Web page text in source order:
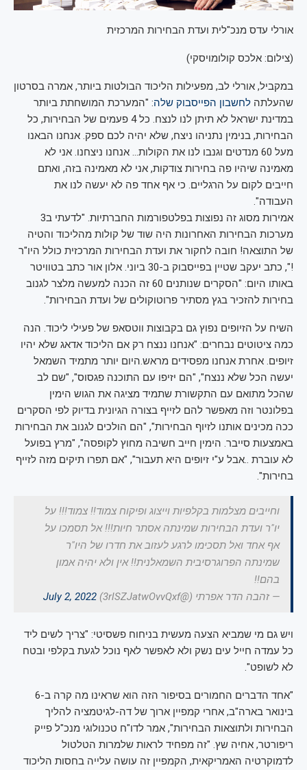
אורלי עדס מנכ"לית ועדת הבחירות המרכזית
(צילום: אלכס קולומויסקי)
במקביל, אורלי לב, מפעילות הליכוד הבולטות ביותר, אמרה בסרטון
שהעלתה לחשבון הפייסבוק שלה: "המערכת המושחתת ביותר
במדינת ישראל לא תיתן לנו לנצח. כל 4 פעמים של הבחירות, כל
הבחירות, בנימין נתניהו ניצח, שלא יהיה לכם ספק. אנחנו הבאנו
מעל 60 מנדטים וגנבו לנו את הקולות… אנחנו ניצחנו. אני לא
מאמינה שיהיו פה בחירות צודקות, אני לא מאמינה בזה, ואתם
חייבים לקום על הרגליים. כי אף אחד פה לא יעשה לנו את
העבודה".
אמירות מסוג זה נפוצות בפלטפורמות החברתיות. "לדעתי ב3
מערכות הבחירות האחרונות היה שוד של קולות מהליכוד והטיה
של התוצאה! חובה לחקור את ועדת הבחירות המרכזית כולל היו"ר
!", כתב יעקב שטיין בפייסבוק ב-30 ביוני. אלון אור כתב בטוויטר
באותו היום: "הסקרים שנותנים 60 זה הכנה למעשה מלצר לגנוב
בחירות להזכיר בגץ מסתיר פרוטוקולים של ועדת הבחירות".
השיח על הזיופים נפוץ גם בקבוצות ווטסאפ של פעילי ליכוד. הנה
כמה ציטוטים נבחרים: "אנחנו ננצח רק אם הליכוד אדאג שלא יהיו
זיופים. אחרת אנחנו מפסידים מראש.היום יותר מתמיד השמאל
יעשה הכל שלא ננצח", "הם יזיפו עם התוכנה פגסוס", "שם לב
שהכל מתואם עם התקשורת שתמיד מציגה את הגוש הימין
בפלונטר וזה מאפשר להם לזייף בצורה הגיונית בדיוק לפי הסקרים
ככה מכינים אותנו לזיוף הבחירות", "הם הולכים לגנוב את הבחירות
באמצעות סייבר. הימין חייב חשיבה מחוץ לקופסה", "מרץ בפועל
לא עוברת ..אבל ע"י זיופים היא תעבור", "אם תפרו תיקים מזה לזייף
בחירות".
וחייבים מצלמות בקלפיות וייצוג ופיקוח צמוד!! צמוד!!! על
יו"ר ועדת הבחירות שמינתה אסתר חיות!!! אל תסמכו על
אף אחד ואל תסכימו לרגע לעזוב את חדרו של היו"ר
שמינתה הפרוגרסיבית השמאלנית!! אין ולא יהיה אמון
בהם!!
— זהבה הדר אפרתי (@3rlSZJatwOvvQxf)
July 2, 2022
ויש גם מי שמביא הצעה מעשית בניחוח פשסיטי: "צריך לשים ליד
כל עמדה חייל עים נשק ולא לאפשר לאף נוכל לגעת בקלפי ובטח
לא לשופט".
"אחד הדברים החמורים בסיפור הזה הוא שראינו מה קרה ב-6
בינואר בארה"ב, אחרי קמפיין ארוך של דה-לגיטמציה להליך
הבחירות ולתוצאות הבחירות", אמר לדו"ח טכנולוגי מנכ"ל פייק
ריפורטר, אחיה שץ. "זה מפחיד לראות שלמרות הטלטול
לדמוקרטיה האמריקאית, הקמפיין זה עושה עלייה בחסות הליכוד